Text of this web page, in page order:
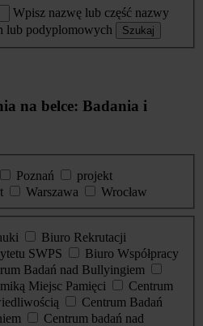
Wpisz nazwę lub część nazwy
lub podyplomowych
Szukaj
na belce: Badania i
Poznań
projekt
Warszawa
Wrocław
Biuro Rekrutacji
SWPS
Biuro Współpracy
Badań nad Bullyingiem
Miejsc Pamięci
Centrum
Centrum Badań
Centrum badań nad